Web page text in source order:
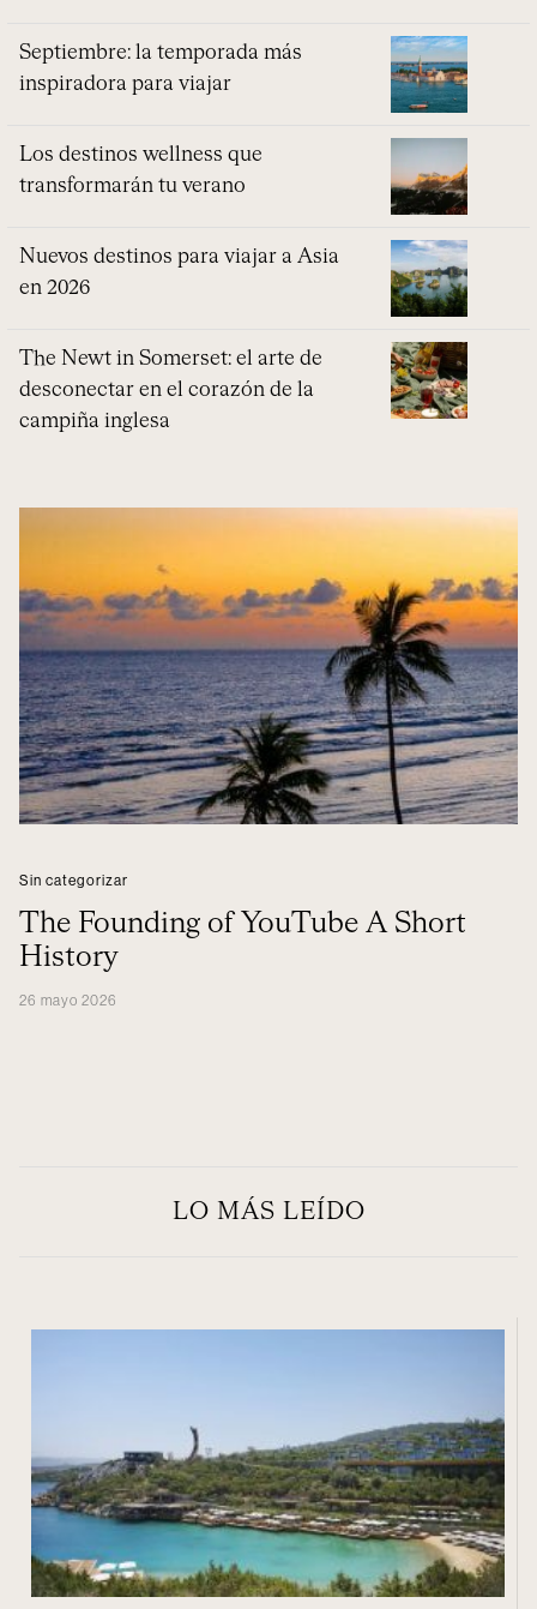
Septiembre: la temporada más
inspiradora para viajar
Los destinos wellness que
transformarán tu verano
Nuevos destinos para viajar a Asia
en 2026
The Newt in Somerset: el arte de
desconectar en el corazón de la
campiña inglesa
Sin categorizar
The Founding of YouTube A Short
History
26 mayo 2026
LO MÁS LEÍDO